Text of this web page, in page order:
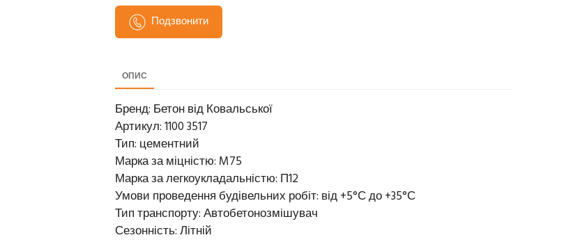
Подзвонити
ОПИС
Бренд: Бетон від Ковальської
Артикул: 1100 3517
Тип: цементний
Марка за міцністю: M75
Марка за легкоукладальністю: П12
Умови проведення будівельних робіт: від +5°С до +35°С
Тип транспорту: Автобетонозмішувач
Сезонність: Літній